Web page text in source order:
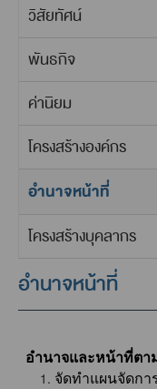
วิสัยทัศน์
พันธกิจ
ค่านิยม
โครงสร้างองค์กร
อำนาจหน้าที่
โครงสร้างบุคลากร
อำนาจหน้าที่
อำนาจและหน้าที่ตา
จัดทำแผนจัดก